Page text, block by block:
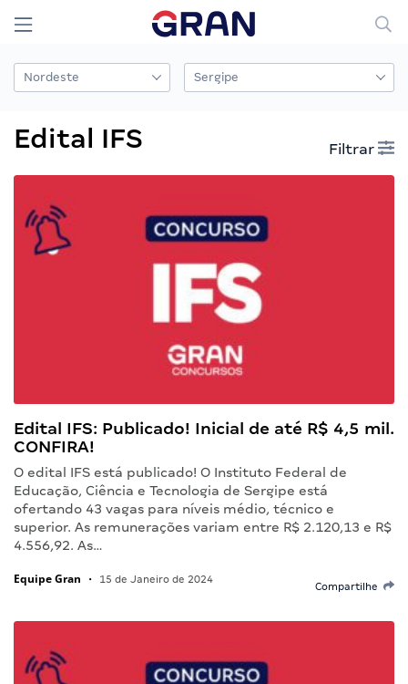
Edital IFS Filtrar
Edital IFS: Publicado! Inicial de até R$ 4,5 mil.
CONFIRA!
O edital IFS está publicado! O Instituto Federal de
Educação, Ciência e Tecnologia de Sergipe está
ofertando 43 vagas para níveis médio, técnico e
superior. As remunerações variam entre R$ 2.120,13 e R$
4.556,92. As…
Equipe Gran • 15 de Janeiro de 2024
Compartilhe